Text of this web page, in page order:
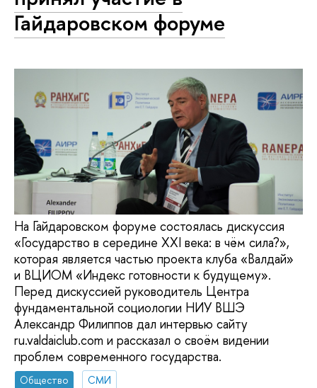
Гайдаровском форуме
На Гайдаровском форуме состоялась дискуссия
«Государство в середине XXI века: в чём сила?»,
которая является частью проекта клуба «Валдай»
и ВЦИОМ «Индекс готовности к будущему».
Перед дискуссией руководитель Центра
фундаментальной социологии НИУ ВШЭ
Александр Филиппов дал интервью сайту
ru.valdaiclub.com и рассказал о своём видении
проблем современного государства.
Общество
СМИ